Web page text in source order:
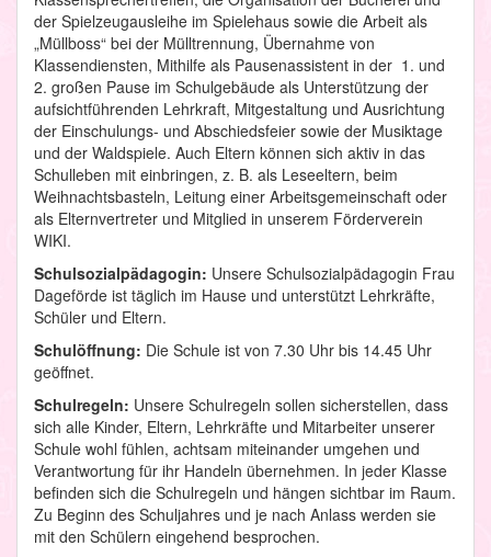
der Spielzeugausleihe im Spielehaus sowie die Arbeit als
„Müllboss“ bei der Mülltrennung, Übernahme von
Klassendiensten, Mithilfe als Pausenassistent in der 1. und
2. großen Pause im Schulgebäude als Unterstützung der
aufsichtführenden Lehrkraft, Mitgestaltung und Ausrichtung
der Einschulungs- und Abschiedsfeier sowie der Musiktage
und der Waldspiele. Auch Eltern können sich aktiv in das
Schulleben mit einbringen, z. B. als Leseeltern, beim
Weihnachtsbasteln, Leitung einer Arbeitsgemeinschaft oder
als Elternvertreter und Mitglied in unserem Förderverein
WIKI.
Schulsozialpädagogin: Unsere Schulsozialpädagogin Frau
Dageförde ist täglich im Hause und unterstützt Lehrkräfte,
Schüler und Eltern.
Schulöffnung: Die Schule ist von 7.30 Uhr bis 14.45 Uhr
geöffnet.
Schulregeln: Unsere Schulregeln sollen sicherstellen, dass
sich alle Kinder, Eltern, Lehrkräfte und Mitarbeiter unserer
Schule wohl fühlen, achtsam miteinander umgehen und
Verantwortung für ihr Handeln übernehmen. In jeder Klasse
befinden sich die Schulregeln und hängen sichtbar im Raum.
Zu Beginn des Schuljahres und je nach Anlass werden sie
mit den Schülern eingehend besprochen.